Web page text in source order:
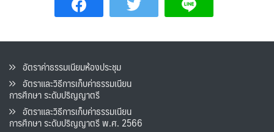
อัตราค่าธรรมเนียมห้องประชุม
อัตราและวิธีการเก็บค่าธรรมเนียน
การศึกษา ระดับปริญญาตรี
อัตราและวิธีการเก็บค่าธรรมเนียน
การศึกษา ระดับปริญญาตรี พ.ศ. 2566